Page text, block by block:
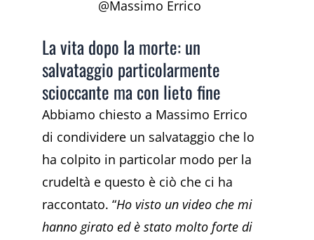
@Massimo Errico
La vita dopo la morte: un
salvataggio particolarmente
scioccante ma con lieto fine
Abbiamo chiesto a Massimo Errico
di condividere un salvataggio che lo
ha colpito in particolar modo per la
crudeltà e questo è ciò che ci ha
raccontato. “Ho visto un video che mi
hanno girato ed è stato molto forte di